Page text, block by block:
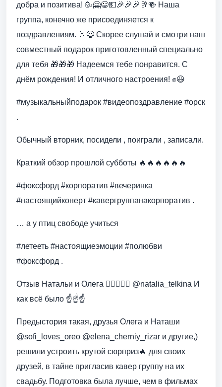
добра и позитива! 🥳🤗😃💵🎉🎉🎉🥂🍻 Наша
группа, конечно же присоединяется к
поздравлениям. 🤘😃 Скорее слушай и смотри наш
совместный подарок приготовленный специально
для тебя 🎁🎁🎁 Надеемся тебе понравится. С
днём рождения! И отличного настроения! ✊😃
#музыкальныйподарок #видеопоздравление #орск
.
Обычный вторник, посидели , поиграли , записали.
Краткий обзор прошлой субботы 🔥🔥🔥🔥🔥🔥
#фоксфорд #корпоратив #вечеринка
#настоящийконерт #кавергруппанакорпоратив .
… а у птиц свободе учиться
#летееть #настоящиеэмоции #полюбви
#фоксфорд .
Отзыв Натальи и Олега 👰‍♀️🤵🏻‍♂️ @natalia_telkina И
как всё было ☝️☝️☝️
Предыстория такая, друзья Олега и Наташи
@sofi_loves_oreo @elena_cherniy_rizar и другие,)
решили устроить крутой сюрприз🔥 для своих
друзей, в тайне пригласив кавер группу на их
свадьбу. Подготовка была лучше, чем в фильмах